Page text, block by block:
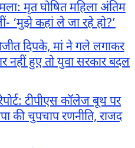
मृत घोषित महिला अंतिम
‘मुझे कहां ले जा रहे हो?’
दिपके, मां ने गले लगाकर
नहीं हुए तो युवा सरकार बदल
टीपीएस कॉलेज बूथ पर
की चुपचाप रणनीति, राजद